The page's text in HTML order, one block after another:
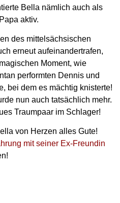
Bella nämlich auch als
aktiv.
des mittelsächsischen
erneut aufeinandertrafen,
Moment, wie
performten Dennis und
bei dem es mächtig knisterte!
nun auch tatsächlich mehr.
Traumpaar im Schlager!
von Herzen alles Gute!
mit seiner Ex-Freundin